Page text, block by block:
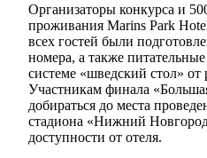
Организаторы конкурса и
проживания Marins Park
всех гостей были
номера, а также
системе «шведский стол» от
Участникам финала
добираться до места
стадиона «Нижний
доступности от отеля.